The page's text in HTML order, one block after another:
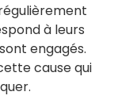
à leurs
engagés.
cause qui